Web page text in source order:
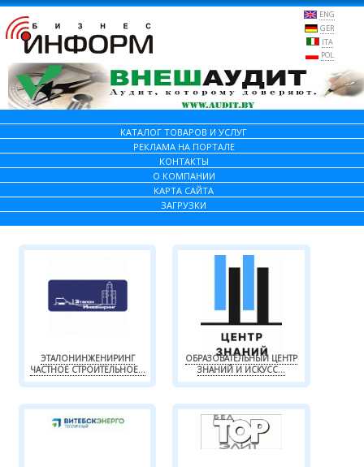
ENG
GER
ITA
POL
КАТАЛОГ ТОВАРОВ И УСЛУГ
РЕКЛАМА НА ПОРТАЛЕ
КОНТАКТЫ
О КОМПАНИИ
КАРТА САЙТА
ЗАГРУЗКИ
ЭТАЛОНИНЖЕНИРИНГ
ЧАСТНОЕ СТРОИТЕЛЬНОЕ...
ОБРАЗОВАТЕЛЬНЫЙ ЦЕНТР
ЗНАНИЙ И ИСКУСС...